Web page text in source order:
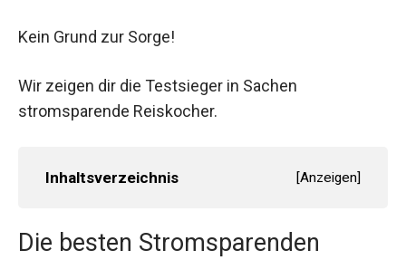
Kein Grund zur Sorge!
Wir zeigen dir die Testsieger in Sachen
stromsparende Reiskocher.
Inhaltsverzeichnis [Anzeigen]
Die besten Stromsparenden